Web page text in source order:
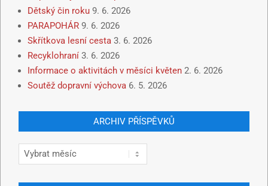
Dětský čin roku 9. 6. 2026
PARAPOHÁR 9. 6. 2026
Skřítkova lesní cesta 3. 6. 2026
Recyklohraní 3. 6. 2026
Informace o aktivitách v měsíci květen 2. 6. 2026
Soutěž dopravní výchova 6. 5. 2026
ARCHIV PŘÍSPĚVKŮ